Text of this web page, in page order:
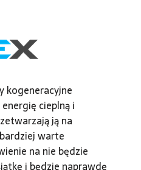
kogeneracyjne
cieplną i
ją na
warte
na nie będzie
i będzie naprawdę